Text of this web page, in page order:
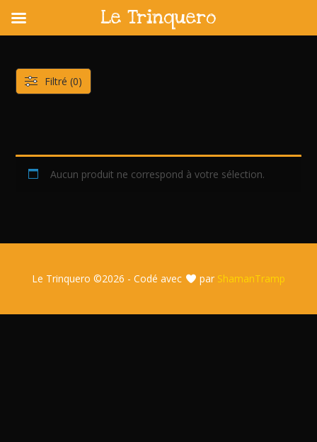
content
Aucun produit ne correspond à votre sélection.
Filtré (0)
Le Trinquero ©2026 - Codé avec par ShamanTramp
Le Trinquero